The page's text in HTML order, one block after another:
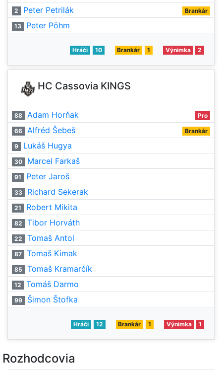
2 Peter Petrilák Brankár
13 Peter Pöhm
Hráči 10 Brankár 1 Výnimka 2
HC Cassovia KINGS
88 Adam Horňak Pro
66 Alfréd Šebeš Brankár
9 Lukáš Hugya
30 Marcel Farkaš
91 Peter Jaroš
33 Richard Sekerak
21 Robert Mikita
82 Tibor Horváth
22 Tomaš Antol
87 Tomaš Kimak
85 Tomaš Kramarčík
12 Tomáš Darmo
99 Šimon Štofka
Hráči 12 Brankár 1 Výnimka 1
Rozhodcovia